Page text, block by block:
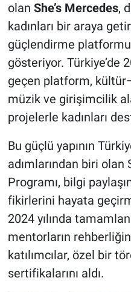
olan She’s Mercedes,
kadınları bir araya
güçlendirme
gösteriyor. Türkiye’de
geçen platform,
müzik ve girişimcilik
projelerle kadınları
Bu güçlü yapının
adımlarından biri olan
Programı, bilgi
fikirlerini hayata
2024 yılında
mentorların
katılımcılar, özel bir
sertifikalarını aldı.